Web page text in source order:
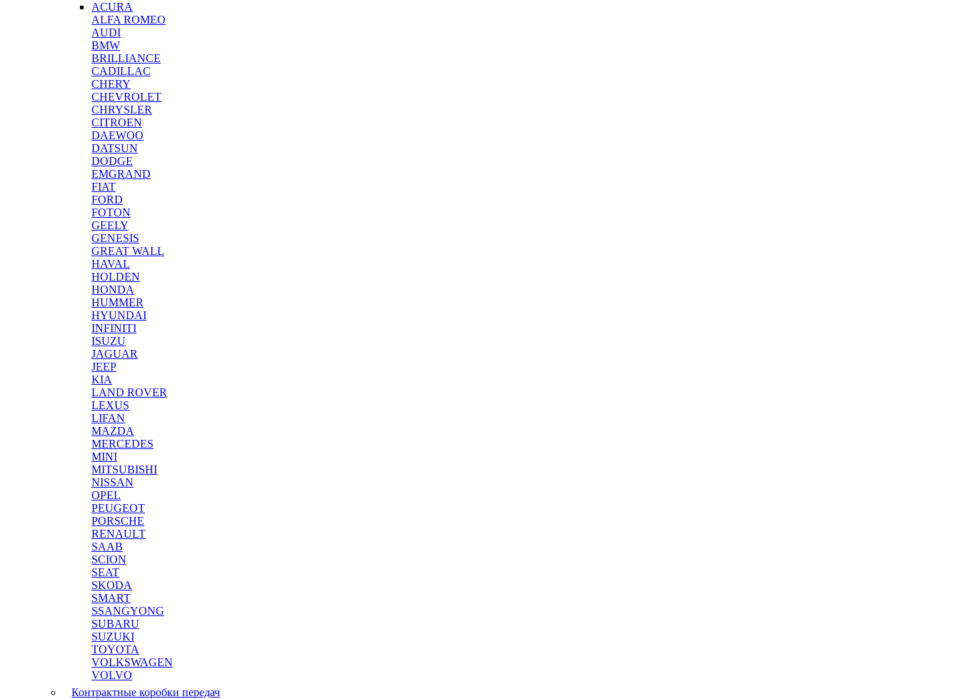
ACURA
ALFA ROMEO
AUDI
BMW
BRILLIANCE
CADILLAC
CHERY
CHEVROLET
CHRYSLER
CITROEN
DAEWOO
DATSUN
DODGE
EMGRAND
FIAT
FORD
FOTON
GEELY
GENESIS
GREAT WALL
HAVAL
HOLDEN
HONDA
HUMMER
HYUNDAI
INFINITI
ISUZU
JAGUAR
JEEP
KIA
LAND ROVER
LEXUS
LIFAN
MAZDA
MERCEDES
MINI
MITSUBISHI
NISSAN
OPEL
PEUGEOT
PORSCHE
RENAULT
SAAB
SCION
SEAT
SKODA
SMART
SSANGYONG
SUBARU
SUZUKI
TOYOTA
VOLKSWAGEN
VOLVO
Контрактные коробки передач